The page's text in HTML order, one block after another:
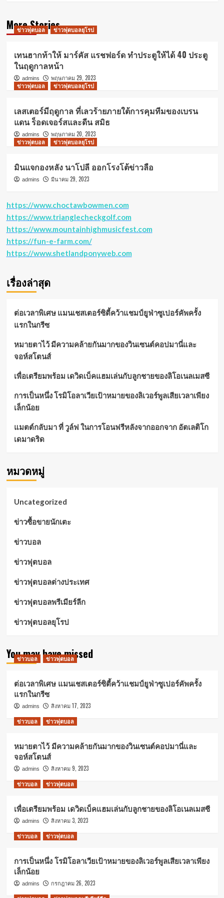
More Stories
ข่าวฟุตบอล ข่าวฟุตบอลยุโรป
เทนฮากท้าให้ มาร์คัส แรชฟอร์ด ทำประตูให้ได้ 40 ประตู
ในฤดูกาลหน้า
admins
พฤษภาคม 29, 2023
ข่าวฟุตบอล
ข่าวฟุตบอลยุโรป
เลสเตอร์มีฤดูกาล ที่เลวร้ายภายใต้การคุมทีมของเบรน
แดน ร็อดเจอร์สและดีน สมิธ
admins
พฤษภาคม 20, 2023
ข่าวฟุตบอล
ข่าวฟุตบอลยุโรป
มินแจกองหลัง นาโปลี ออกโรงโต้ข่าวลือ
admins มีนาคม 29, 2023
https://www.choctawbowmen.com
https://www.trianglecheckgolf.com
https://www.mountainhighmusicfest.com
https://fun-e-farm.com/
https://www.shetlandponyweb.com
เรื่องล่าสุด
ต่อเวลาพิเศษ แมนเชสเตอร์ซิตี้คว้าแชมป์ยูฟ่าซูเปอร์คัพครั้ง
แรกในกรีซ
หมายตาไว้ มีความคล้ายกันมากของวินเซนต์คอปมานี่และ
จอห์สโตนส์
เพื่อเตรียมพร้อม เดวิดเบ็คแฮมเล่นกับลูกชายของลิโอเนลเมสซี
การเป็นหนึ่ง โรมิโอลาเวียเป้าหมายของลิเวอร์พูลเสียเวลาเพียง
เล็กน้อย
แมตต์กลับมา ที่ วูล์ฟ ในการโอนฟรีหลังจากออกจาก อัตเลติโก
เดมาดริด
หมวดหมู่
Uncategorized
ข่าวซื้อขายนักเตะ
ข่าวบอล
ข่าวฟุตบอล
ข่าวฟุตบอลต่างประเทศ
ข่าวฟุตบอลพรีเมียร์ลีก
ข่าวฟุตบอลยุโรป
You may have missed
ข่าวบอล ข่าวฟุตบอล
ต่อเวลาพิเศษ แมนเชสเตอร์ซิตี้คว้าแชมป์ยูฟ่าซูเปอร์คัพครั้ง
แรกในกรีซ
admins
สิงหาคม 17, 2023
ข่าวบอล
ข่าวฟุตบอล
หมายตาไว้ มีความคล้ายกันมากของวินเซนต์คอปมานี่และ
จอห์สโตนส์
admins
สิงหาคม 9, 2023
ข่าวบอล
ข่าวฟุตบอล
เพื่อเตรียมพร้อม เดวิดเบ็คแฮมเล่นกับลูกชายของลิโอเนลเมสซี
admins
สิงหาคม 3, 2023
ข่าวบอล
ข่าวฟุตบอล
การเป็นหนึ่ง โรมิโอลาเวียเป้าหมายของลิเวอร์พูลเสียเวลาเพียง
เล็กน้อย
admins
กรกฎาคม 26, 2023